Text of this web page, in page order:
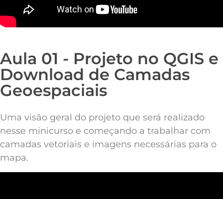
Aula 01 - Projeto no QGIS e
Download de Camadas
Geoespaciais
Uma visão geral do projeto que será realizado
nesse minicurso e começando a trabalhar com
camadas vetoriais e imagens necessárias para o
mapa.